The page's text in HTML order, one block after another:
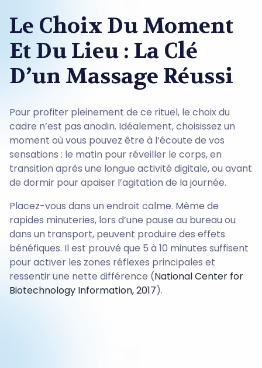
Le Choix Du Moment
Et Du Lieu : La Clé
D’un Massage Réussi
Pour profiter pleinement de ce rituel, le choix du
cadre n’est pas anodin. Idéalement, choisissez un
moment où vous pouvez être à l’écoute de vos
sensations : le matin pour réveiller le corps, en
transition après une longue activité digitale, ou avant
de dormir pour apaiser l’agitation de la journée.
Placez-vous dans un endroit calme. Même de
rapides minuteries, lors d’une pause au bureau ou
dans un transport, peuvent produire des effets
bénéfiques. Il est prouvé que 5 à 10 minutes suffisent
pour activer les zones réflexes principales et
ressentir une nette différence (National Center for
Biotechnology Information, 2017).